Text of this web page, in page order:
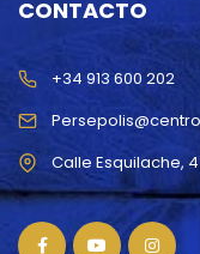
CONTACTO
+34 913 600 202